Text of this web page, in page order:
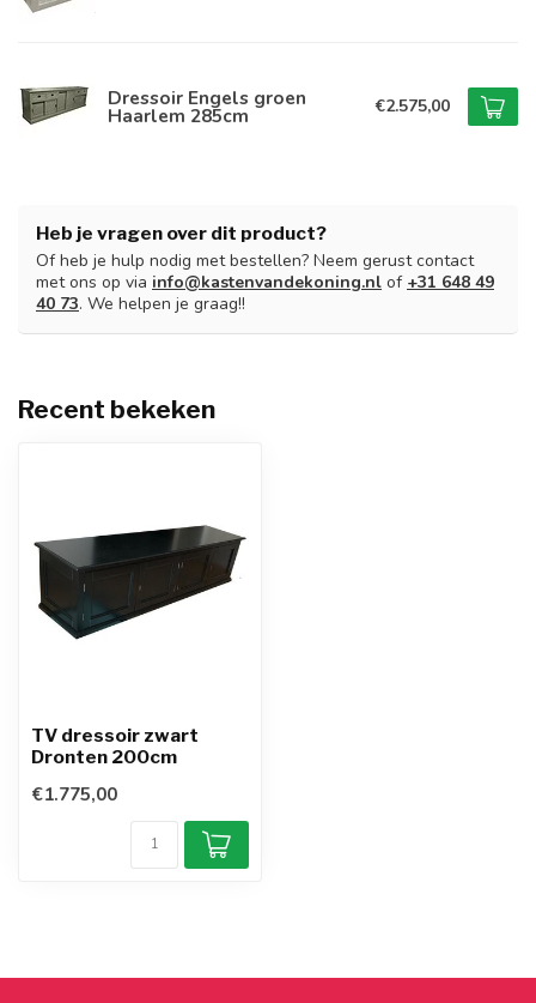
Dressoir Engels groen
Haarlem 285cm €2.575,00
Heb je vragen over dit product?
Of heb je hulp nodig met bestellen? Neem gerust contact
met ons op via info@kastenvandekoning.nl of +31 648 49
40 73. We helpen je graag!!
Recent bekeken
TV dressoir zwart
Dronten 200cm
€1.775,00